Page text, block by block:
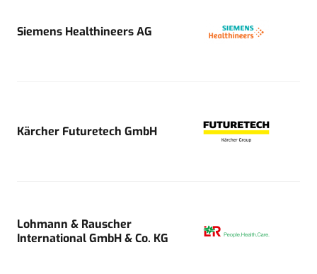
Siemens Healthineers AG
Kärcher Futuretech GmbH
Lohmann & Rauscher
International GmbH & Co. KG